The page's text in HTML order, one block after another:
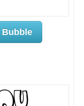
Bubble